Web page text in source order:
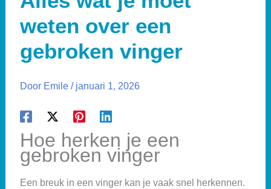
weten over een
gebroken vinger
Door Emile / januari 1, 2026
Hoe herken je een
gebroken vinger
Een breuk in een vinger kan je vaak snel herkennen.